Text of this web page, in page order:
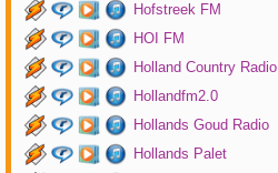
Hofstreek FM
HOI FM
Holland Country Radio
Hollandfm2.0
Hollands Goud Radio
Hollands Palet